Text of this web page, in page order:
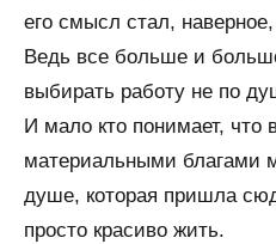
его смысл стал,
Ведь все больше и
выбирать работу не по
И мало кто понимает, что
материальными благами
душе, которая пришла
просто красиво жить.